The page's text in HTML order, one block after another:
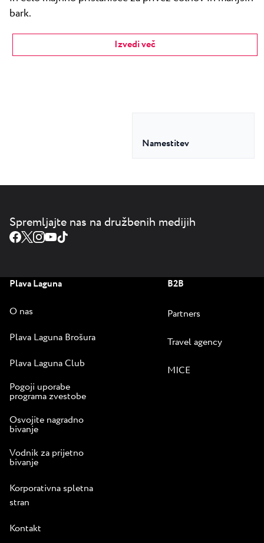
bark.
Izvedi več
Namestitev
Spremljajte nas na družbenih medijih
Plava Laguna
O nas
Plava Laguna Brošura
Plava Laguna Club
Pogoji uporabe
programa zvestobe
Osvojite nagradno
bivanje
Vodnik za prijetno
bivanje
Korporativna spletna
stran
Kontakt
B2B
Partners
Travel agency
MICE